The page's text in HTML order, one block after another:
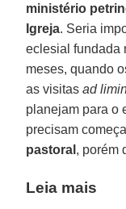
ministério
Igreja. Seria
eclesial fundada
meses, quando
as visitasad
planejam para o
precisam
pastoral , porém
Leia mais